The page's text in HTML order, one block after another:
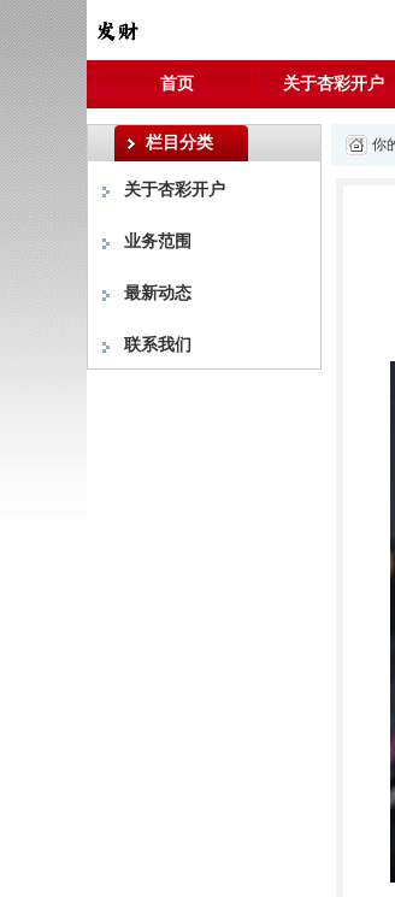
首页 关于杏彩开户
栏目分类
关于杏彩开户
业务范围
最新动态
联系我们
你